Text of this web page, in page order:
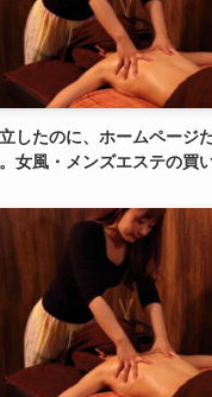
したのに、ホームページ
女風・メンズエステの買